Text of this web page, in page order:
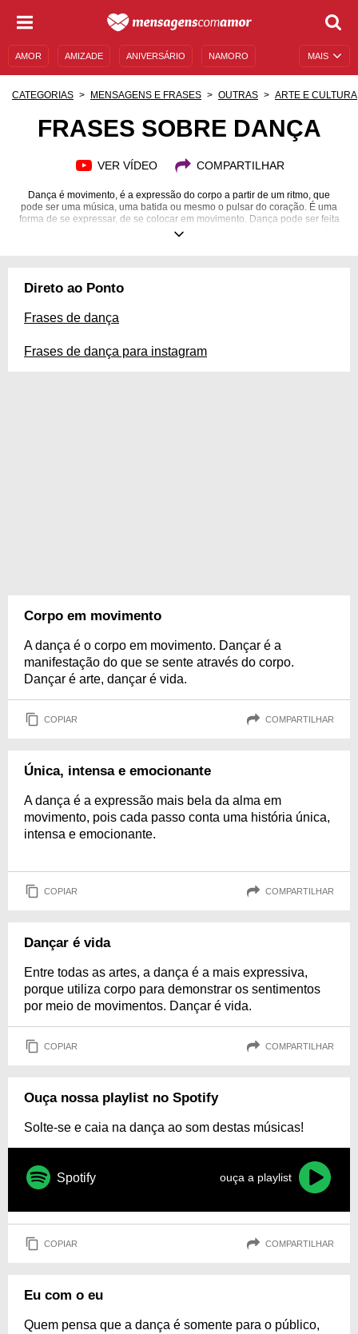
MAIS
AMOR AMIZADE ANIVERSÁRIO NAMORO
CATEGORIAS MENSAGENS E FRASES OUTRAS ARTE E CULTURA
FRASES SOBRE DANÇA
VER VÍDEO COMPARTILHAR
Dança é movimento, é a expressão do corpo a partir de um ritmo, que
pode ser uma música, uma batida ou mesmo o pulsar do coração. É uma
forma de se expressar, de se colocar em movimento. Dança pode ser feita
desacompanhado ou em grupo, coreografada ou em estilo livre. Você
movimento que o seu corpo está pedindo, afinal você quer se divertir.
Direto ao Ponto
Frases de dança
Frases de dança para instagram
Corpo em movimento
A dança é o corpo em movimento. Dançar é a
manifestação do que se sente através do corpo.
Dançar é arte, dançar é vida.
COPIAR COMPARTILHAR
Única, intensa e emocionante
A dança é a expressão mais bela da alma em
movimento, pois cada passo conta uma história única,
intensa e emocionante.
COPIAR COMPARTILHAR
Dançar é vida
Entre todas as artes, a dança é a mais expressiva,
porque utiliza corpo para demonstrar os sentimentos
por meio de movimentos. Dançar é vida.
COPIAR COMPARTILHAR
Ouça nossa playlist no Spotify
Solte-se e caia na dança ao som destas músicas!
Spotify ouça a playlist
COPIAR COMPARTILHAR
Eu com o eu
Quem pensa que a dança é somente para o público,